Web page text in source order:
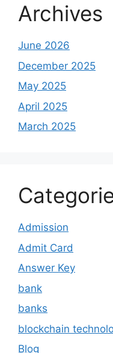
Archives
June 2026
December 2025
May 2025
April 2025
March 2025
Admission
Admit Card
Answer Key
bank
banks
blockchain
Blog